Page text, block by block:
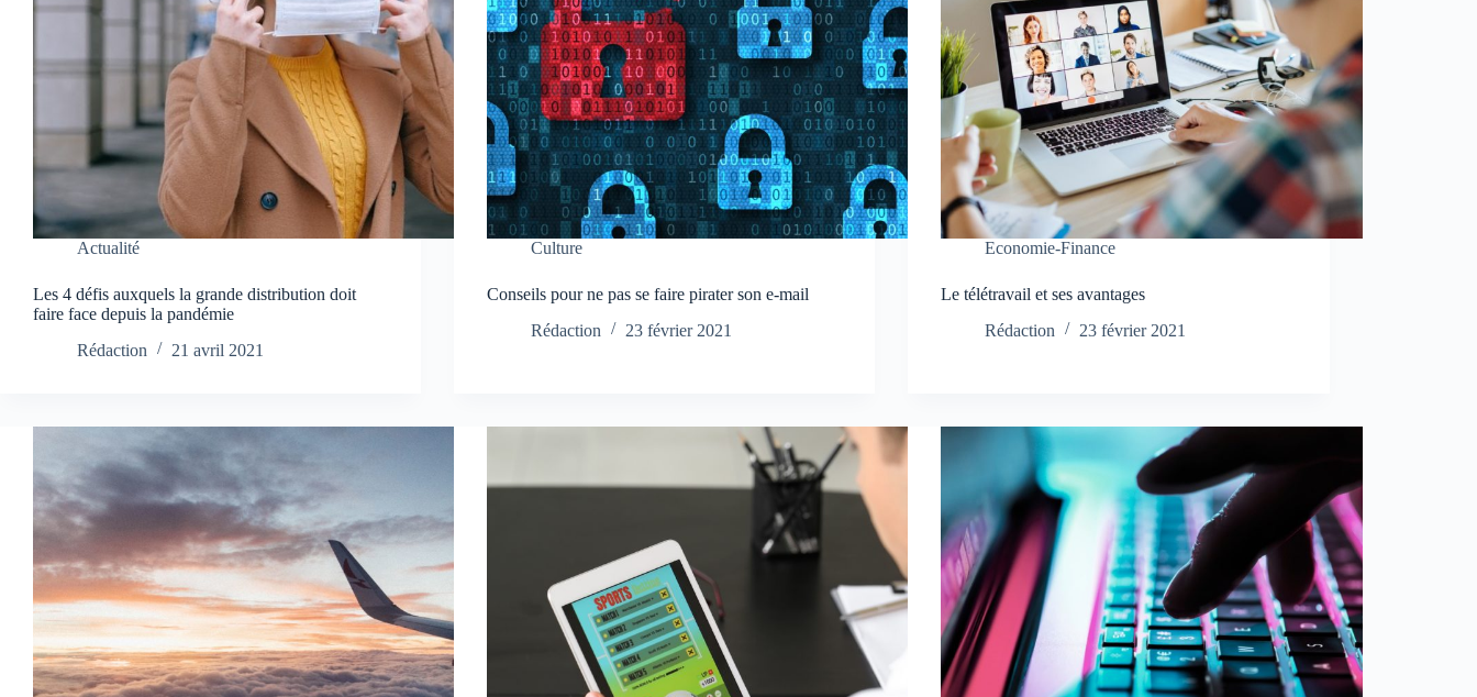
Actualité
Les 4 défis auxquels la grande distribution doit
faire face depuis la pandémie
Rédaction
21 avril 2021
Culture
Conseils pour ne pas se faire pirater son e-mail
Rédaction
23 février 2021
Economie-Finance
Le télétravail et ses avantages
Rédaction
23 février 2021